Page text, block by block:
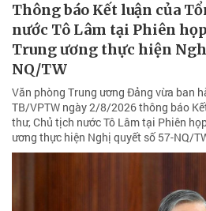
Thông báo Kết luận của
nước Tô Lâm tại Phiên
Trung ương thực hiện
NQ/TW
Văn phòng Trung ương Đảng vừa ban
TB/VPTW ngày 2/8/2026 thông báo
thư, Chủ tịch nước Tô Lâm tại Phiên
ương thực hiện Nghị quyết số 57-NQ/